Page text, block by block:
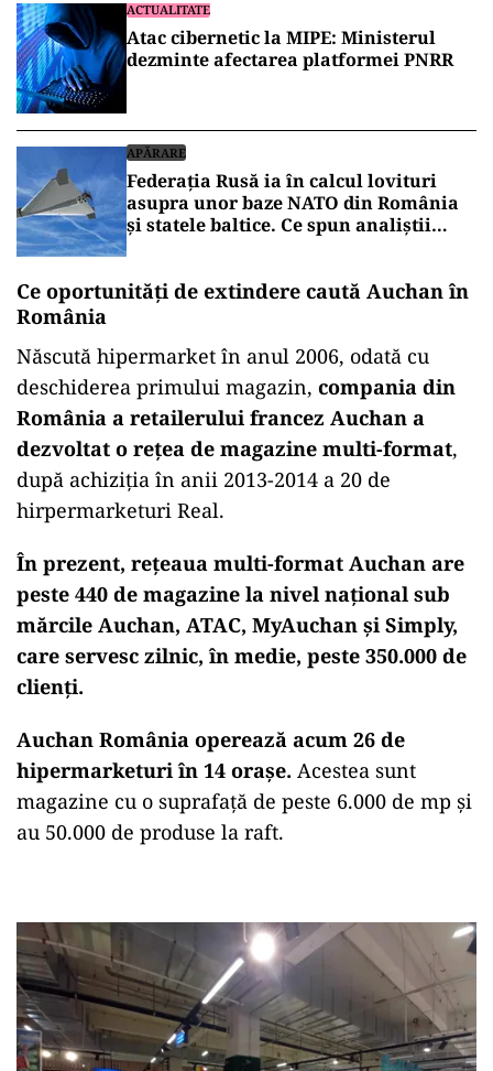
ACTUALITATE
Atac cibernetic la MIPE: Ministerul
dezminte afectarea platformei PNRR
APĂRARE
Federația Rusă ia în calcul lovituri
asupra unor baze NATO din România
și statele baltice. Ce spun analiștii
Ce oportunităţi de extindere caută Auchan în
România
Născută hipermarket în anul 2006, odată cu
deschiderea primului magazin, compania din
România a retailerului francez Auchan a
dezvoltat o reţea de magazine multi-format,
după achiziţia în anii 2013-2014 a 20 de
hirpermarketuri Real.
În prezent, reţeaua multi-format Auchan are
peste 440 de magazine la nivel național sub
mărcile Auchan, ATAC, MyAuchan și Simply,
care servesc zilnic, în medie, peste 350.000 de
clienți.
Auchan România operează acum 26 de
hipermarketuri în 14 oraşe. Acestea sunt
magazine cu o suprafaţă de peste 6.000 de mp şi
au 50.000 de produse la raft.